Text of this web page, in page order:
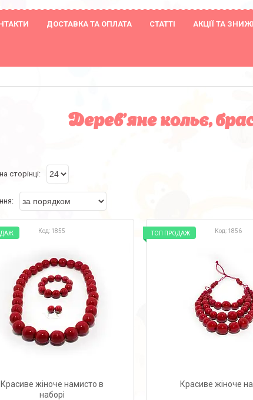
ДОСТАВКА ТА ОПЛАТА СТАТТІ АКЦІЇ ТА
Дерев'яне кольє,
1855
Красиве жіноче намисто в
наборі
1856
ТОП ПРОДАЖ
Красиве жіноче